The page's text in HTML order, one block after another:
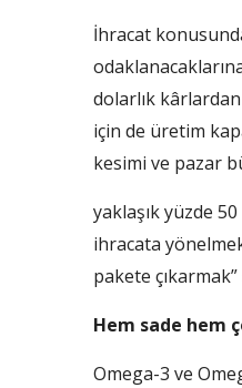
İhracat
dolar­lık
için de üretim
kesimi ve pa­zar
yak­laşık yüzde
ihracata
pakete
Hem sade hem
Omega-3 ve